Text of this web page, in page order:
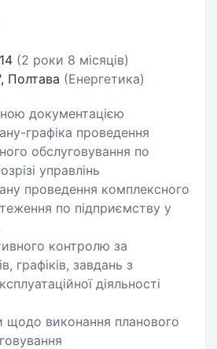
(2 роки 8 місяців)
Полтава (Енергетика)
документацією
графіка проведення
обслуговування по
управлінь
проведення комплексного
по підприємству у
контролю за
графіків, завдань з
діяльності
щодо виконання планового